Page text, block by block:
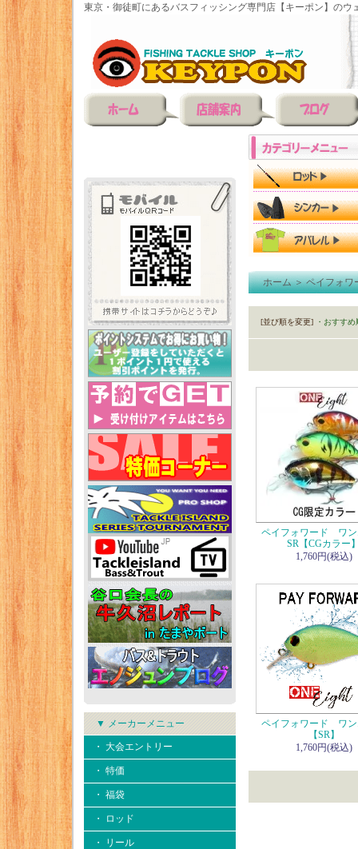
東京・御徒町にあるバスフィッシング専門店【キーポン】のウ
▼ メーカーメニュー
・ 大会エントリー
・ 特価
・ 福袋
・ ロッド
・ リール
ホーム＞ペイフォワ
[並び順を変更] ・おすすめ
ペイフォワード ワン
SR【CGカラー
1,760円(税込)
ペイフォワード ワン
【SR】
1,760円(税込)